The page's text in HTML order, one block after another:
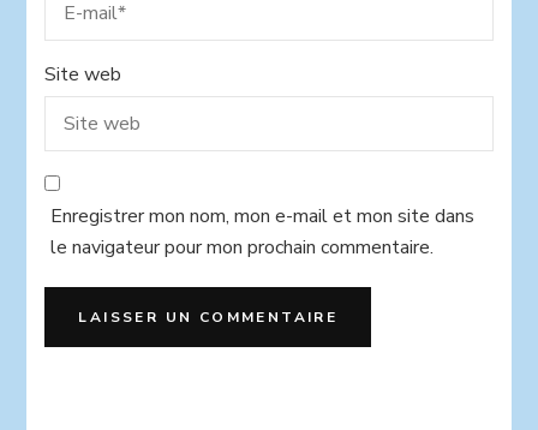
Site web
Enregistrer mon nom, mon e-mail et mon site dans
le navigateur pour mon prochain commentaire.